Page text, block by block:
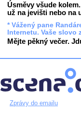
Úsměvy všude
už na jevišti nebo na
* Vážený pane
Internetu. Vaše slovo
Mějte pěkný večer.
Zprávy do emailu